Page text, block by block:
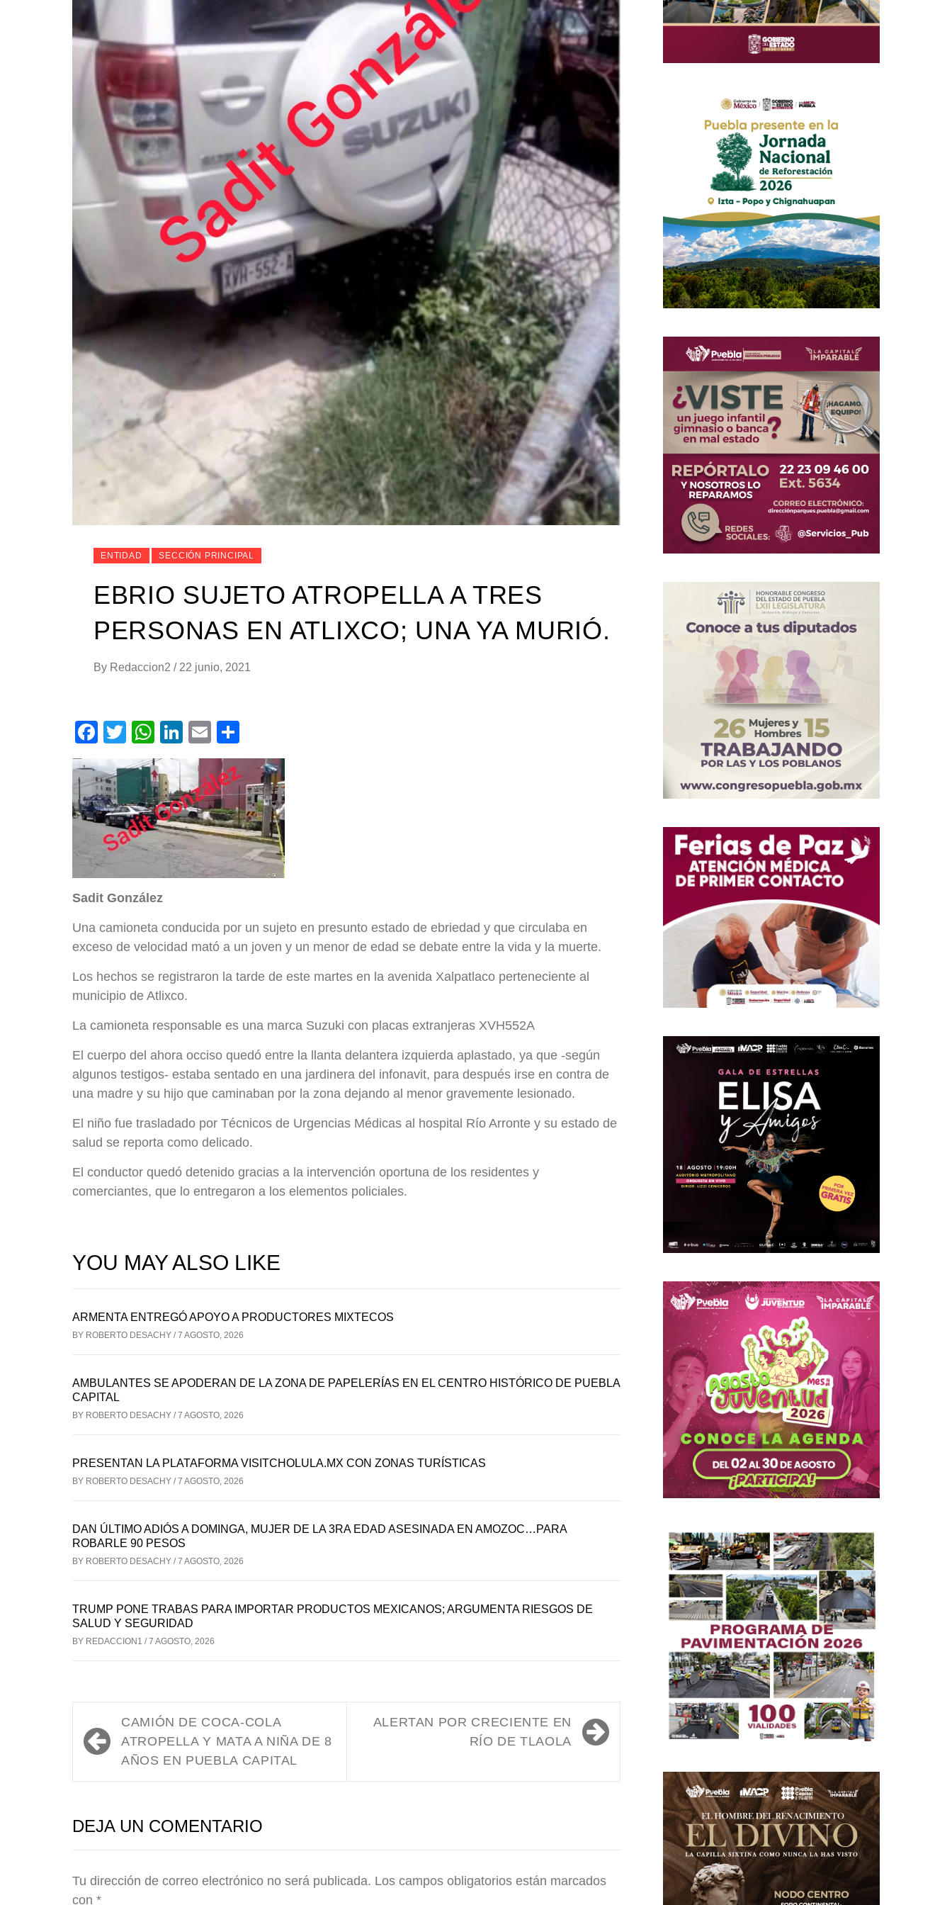
ENTIDAD SECCIÓN PRINCIPAL
EBRIO SUJETO ATROPELLA A TRES
PERSONAS EN ATLIXCO; UNA YA MURIÓ.
By Redaccion2 / 22 junio, 2021
Facebook
TwitterWhatsApp
LinkedIn
Email
Sadit González
Una camioneta conducida por un sujeto en presunto estado de ebriedad y que circulaba en
exceso de velocidad mató a un joven y un menor de edad se debate entre la vida y la muerte.
Los hechos se registraron la tarde de este martes en la avenida Xalpatlaco perteneciente al
municipio de Atlixco.
La camioneta responsable es una marca Suzuki con placas extranjeras XVH552A
El cuerpo del ahora occiso quedó entre la llanta delantera izquierda aplastado, ya que -según
algunos testigos- estaba sentado en una jardinera del infonavit, para después irse en contra de
una madre y su hijo que caminaban por la zona dejando al menor gravemente lesionado.
El niño fue trasladado por Técnicos de Urgencias Médicas al hospital Río Arronte y su estado de
salud se reporta como delicado.
El conductor quedó detenido gracias a la intervención oportuna de los residentes y
comerciantes, que lo entregaron a los elementos policiales.
YOU MAY ALSO LIKE
ARMENTA ENTREGÓ APOYO A PRODUCTORES MIXTECOS
BY ROBERTO DESACHY / 7 AGOSTO, 2026
AMBULANTES SE APODERAN DE LA ZONA DE PAPELERÍAS EN EL CENTRO HISTÓRICO DE PUEBLA
CAPITAL
BY ROBERTO DESACHY / 7 AGOSTO, 2026
PRESENTAN LA PLATAFORMA VISITCHOLULA.MX CON ZONAS TURÍSTICAS
BY ROBERTO DESACHY / 7 AGOSTO, 2026
DAN ÚLTIMO ADIÓS A DOMINGA, MUJER DE LA 3RA EDAD ASESINADA EN AMOZOC…PARA
ROBARLE 90 PESOS
BY ROBERTO DESACHY / 7 AGOSTO, 2026
TRUMP PONE TRABAS PARA IMPORTAR PRODUCTOS MEXICANOS; ARGUMENTA RIESGOS DE
SALUD Y SEGURIDAD
BY REDACCION1 / 7 AGOSTO, 2026
Navegación
de
entradas
CAMIÓN DE COCA-COLA
ATROPELLA Y MATA A NIÑA DE 8
AÑOS EN PUEBLA CAPITAL
ALERTAN POR CRECIENTE EN
RÍO DE TLAOLA
DEJA UN COMENTARIO
Tu dirección de correo electrónico no será publicada. Los campos obligatorios están marcados
con *